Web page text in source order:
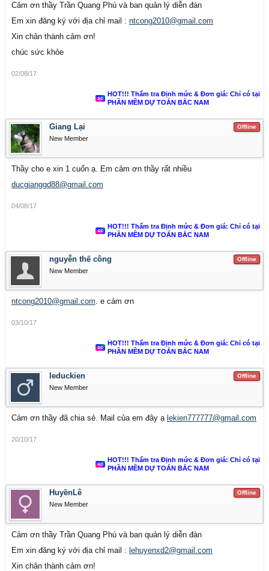
Cảm ơn thầy Trần Quang Phú và ban quản lý diễn đàn
Em xin đăng ký với địa chỉ mail : ntcong2010@gmail.com
Xin chân thành cảm ơn!
chúc sức khỏe
02/08/17
HOT!!! Thẩm tra Định mức & Đơn giá: Chỉ có tại
PHẦN MỀM DỰ TOÁN BẮC NAM
Offline
Giang Lại
New Member
Thầy cho e xin 1 cuốn ạ. Em cảm ơn thầy rất nhiều
ducgianggd88@gmail.com
04/08/17
HOT!!! Thẩm tra Định mức & Đơn giá: Chỉ có tại
PHẦN MỀM DỰ TOÁN BẮC NAM
Offline
nguyễn thế công
New Member
ntcong2010@gmail.com. e cám ơn
03/10/17
HOT!!! Thẩm tra Định mức & Đơn giá: Chỉ có tại
PHẦN MỀM DỰ TOÁN BẮC NAM
Offline
leduckien
New Member
Cảm ơn thầy đã chia sẻ. Mail của em đây ạ lekien777777@gmail.com
20/10/17
HOT!!! Thẩm tra Định mức & Đơn giá: Chỉ có tại
PHẦN MỀM DỰ TOÁN BẮC NAM
Offline
HuyềnLê
New Member
Cảm ơn thầy Trần Quang Phú và ban quản lý diễn đàn
Em xin đăng ký với địa chỉ mail : lehuyenxd2@gmail.com
Xin chân thành cảm ơn!